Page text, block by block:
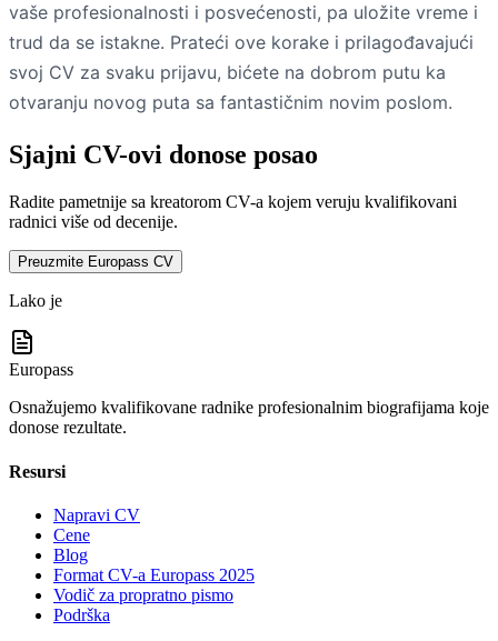
vaše profesionalnosti i posvećenosti, pa uložite vreme i
trud da se istakne. Prateći ove korake i prilagođavajući
svoj CV za svaku prijavu, bićete na dobrom putu ka
otvaranju novog puta sa fantastičnim novim poslom.
Sjajni CV-ovi donose posao
Radite pametnije sa kreatorom CV-a kojem veruju kvalifikovani
radnici više od decenije.
Preuzmite Europass CV
Lako je
Europass
Osnažujemo kvalifikovane radnike profesionalnim biografijama koje
donose rezultate.
Resursi
Napravi CV
Cene
Blog
Format CV-a Europass 2025
Vodič za propratno pismo
Podrška